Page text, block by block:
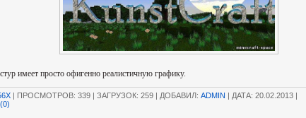
имеет просто офигенно реалистичную графику.
| ПРОСМОТРОВ: 339 | ЗАГРУЗОК: 259 | ДОБАВИЛ: ADMIN | ДАТА: 20.02.2013 |